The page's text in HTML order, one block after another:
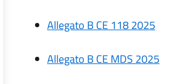
Allegato B CE 118 2025
Allegato B CE MDS 2025